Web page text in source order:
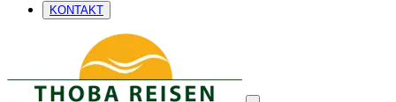
KONTAKT